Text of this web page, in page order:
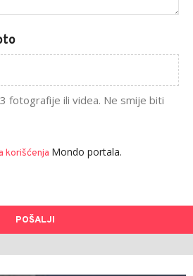
fotografije ili videa. Ne smije biti
korišćenja Mondo portala.
POŠALJI